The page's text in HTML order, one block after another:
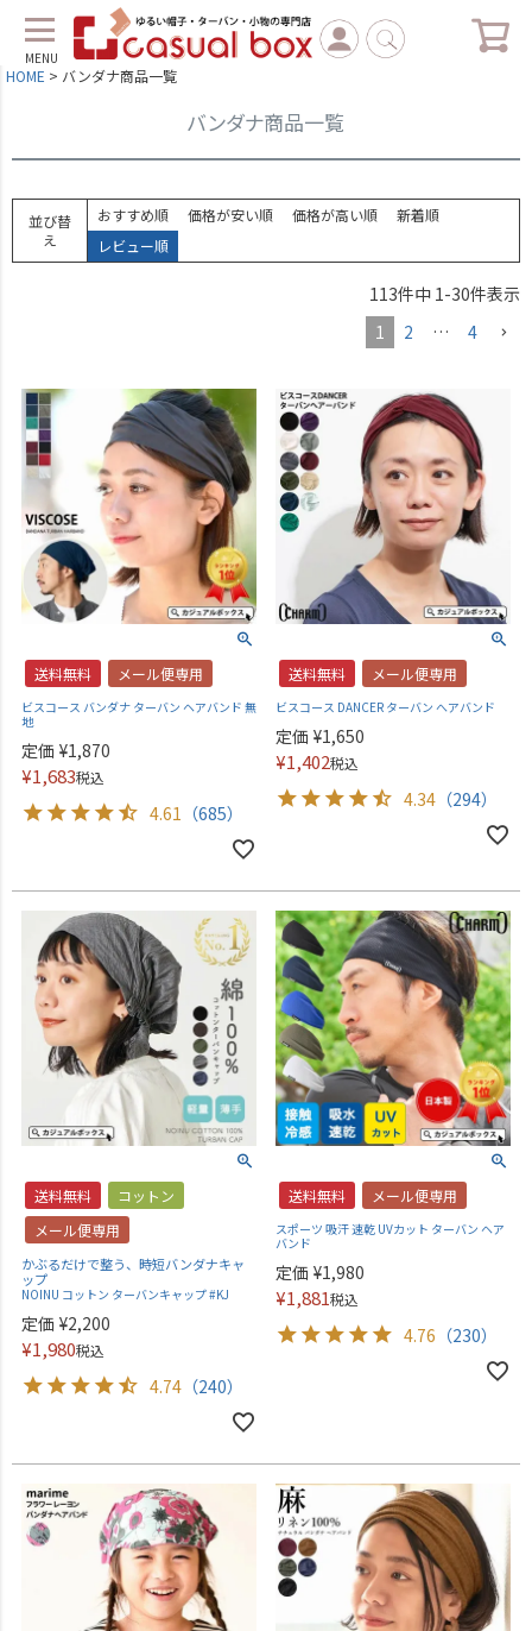
MENU
HOME バンダナ商品一覧
バンダナ商品一覧
並び替
え
おすすめ順 価格が安い順 価格が高い順
新着順
レビュー順
113件中 1-30件表示
1
2 … 4
送料無料 メール便専用
ビスコース バンダナ ターバン ヘアバンド 無
地
定価 ¥1,870
¥1,683税込
4.61 （685）
送料無料 メール便専用
ビスコース DANCER ターバン へアバンド
定価 ¥1,650
¥1,402税込
4.34 （294）
送料無料
コットン
メール便専用
かぶるだけで整う、時短バンダナキャ
ップ
NOINU コットン ターバンキャップ #KJ
定価 ¥2,200
¥1,980税込
4.74 （240）
送料無料 メール便専用
スポーツ 吸汗 速乾 UVカット ターバン ヘア
バンド
定価 ¥1,980
¥1,881税込
4.76 （230）